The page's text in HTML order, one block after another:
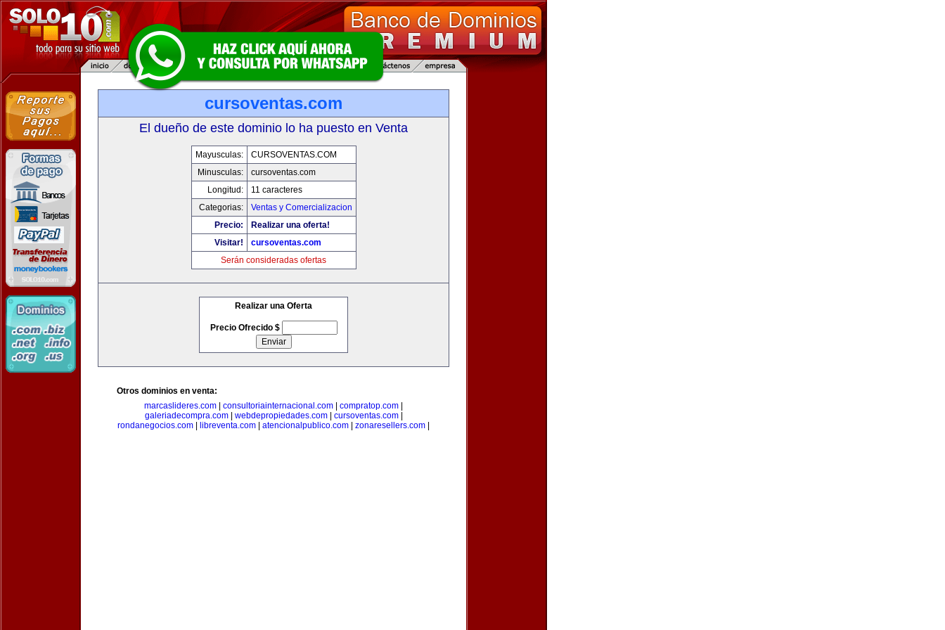
cursoventas.com
El dueño de este dominio lo ha puesto en Venta
Mayusculas:
CURSOVENTAS.COM
Minusculas:
cursoventas.com
Longitud:
11 caracteres
Categorias:
Ventas y Comercializacion
Precio:
Realizar una oferta!
Visitar!
cursoventas.com
Serán consideradas ofertas
Realizar una Oferta
Precio Ofrecido $
Otros dominios en venta:
marcaslideres.com
consultoriainternacional.com compratop.com
galeriadecompra.com| webdepropiedades.com| cursoventas.com|
rondanegocios.com
libreventa.com atencionalpublico.com zonaresellers.com